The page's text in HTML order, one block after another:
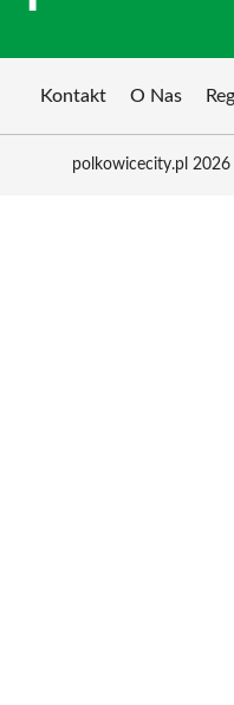
Kontakt O Nas
polkowicecity.pl